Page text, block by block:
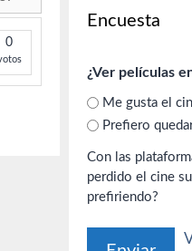
0
Encuesta
¿Ver películas
Me gusta el
Prefiero
Con las
perdido el cine su
prefiriendo?